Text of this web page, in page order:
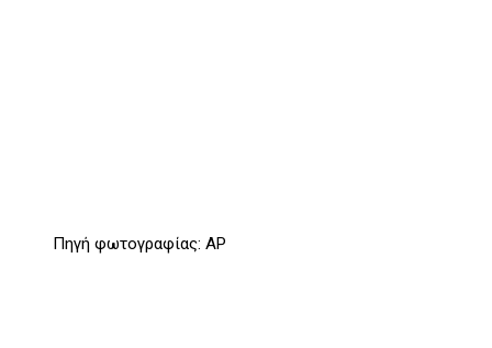
Πηγή φωτογραφίας: AP